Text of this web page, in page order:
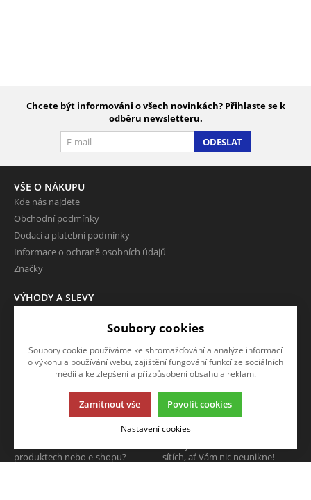
Chcete být informováni o všech novinkách? Přihlaste se k
odběru newsletteru.
ODESLAT
VŠE O NÁKUPU
Kde nás najdete
Obchodní podmínky
Dodací a platební podmínky
Informace o ochraně osobních údajů
Značky
VÝHODY A SLEVY
O FIRMĚ
NAPIŠTE NÁM
produktech nebo e-shopu?
SLEDUJTE NÁS
sítích, ať Vám nic neunikne!
Soubory cookies
Soubory cookie používáme ke shromažďování a analýze informací
o výkonu a používání webu, zajištění fungování funkcí ze sociálních
médií a ke zlepšení a přizpůsobení obsahu a reklam.
Zamítnout vše Povolit cookies
Nastavení cookies